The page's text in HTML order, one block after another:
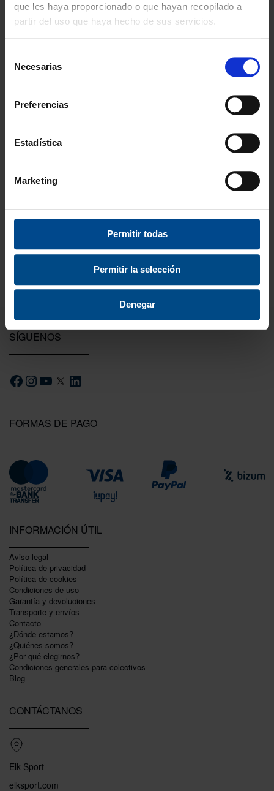
que les haya proporcionado o que hayan recopilado a
partir del uso que haya hecho de sus servicios.
Necesarias
Preferencias
Estadística
Marketing
Permitir todas
Permitir la selección
Denegar
Calidad
Descubre todos nuestros beneficios
Compra con total tranquilidad.
Testeamos los productos
Todas las novedades que introducimos son
FORMAS DE PAGO
INFORMACIÓN ÚTIL
Aviso legal
Política de privacidad
Polí­tica de cookies
Condiciones de uso
Garantí­a y devoluciones
Transporte y envíos
Contacto
¿Dónde estamos?
¿Quiénes somos?
¿Por qué elegirnos?
Condiciones generales para colectivos
Blog
CONTÁCTANOS
Elk Sport
elksport.com
SÍGUENOS